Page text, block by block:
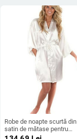
Robe de noapte scurtă din
satin de mătase pentru
femei Robă kimono solidă